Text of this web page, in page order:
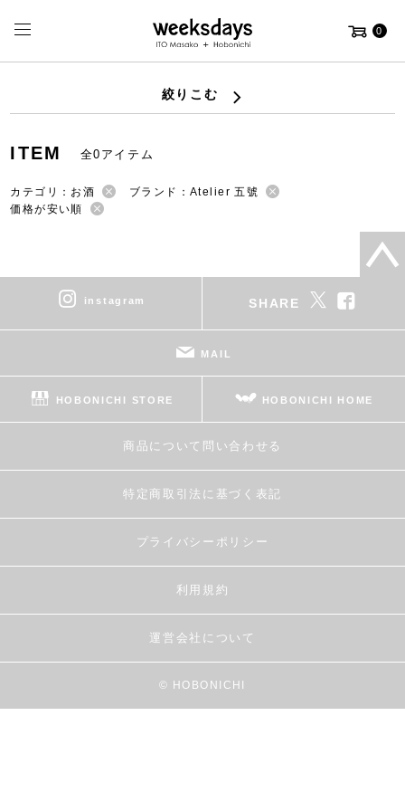
0
絞りこむ
ITEM 全0アイテム
カテゴリ：お酒
ブランド：Atelier 五號
価格が安い順
instagram SHARE
MAIL
HOBONICHI STORE HOBONICHI HOME
商品について問い合わせる
特定商取引法に基づく表記
プライバシーポリシー
利用規約
運営会社について
© HOBONICHI